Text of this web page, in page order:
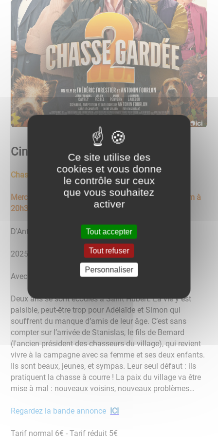
Cinéma - Mercredi 21 janvier
Chasse gardée 2
Mercredi 21 janvier - Ouverture des portes à 20h - Film à
20h30 à la salle des fêtes
D'Antonin Fourlon, Frédéric Forestier
2025 - 1h4 min - Comédie
Avec Didier Bourdon, Camille Lou, Hakim Jemili
Deux ans se sont écoulés à Saint Hubert. La vie y est
paisible, peut-être trop pour Adélaïde et Simon qui
souffrent du manque d’amis de leur âge. C’est sans
compter sur l’arrivée de Stanislas, le fils de Bernard
(l'ancien président des chasseurs du village), qui revient
vivre à la campagne avec sa femme et ses deux enfants.
Ils sont beaux, jeunes, et sympas. Leur seul défaut : ils
pratiquent la chasse à courre ! La paix du village va être
mise à mal : nouveaux voisins, nouveaux problèmes…
Regardez la bande annonce ICI
Tarif normal 6€ - Tarif réduit 5€
Ce site utilise des
cookies et vous donne
le contrôle sur ceux
que vous souhaitez
activer
Tout accepter
Tout refuser
Personnaliser